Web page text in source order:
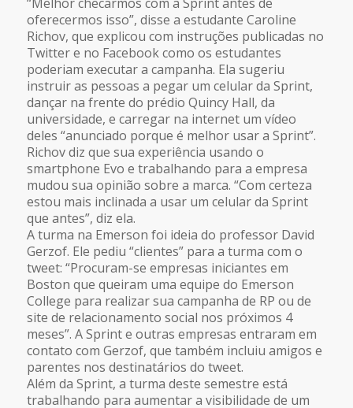
oferecermos isso”, disse a estudante Caroline
Richov, que explicou com instruções publicadas no
Twitter e no Facebook como os estudantes
poderiam executar a campanha. Ela sugeriu
instruir as pessoas a pegar um celular da Sprint,
dançar na frente do prédio Quincy Hall, da
universidade, e carregar na internet um vídeo
deles “anunciado porque é melhor usar a Sprint”.
Richov diz que sua experiência usando o
smartphone Evo e trabalhando para a empresa
mudou sua opinião sobre a marca. “Com certeza
estou mais inclinada a usar um celular da Sprint
que antes”, diz ela.
A turma na Emerson foi ideia do professor David
Gerzof. Ele pediu “clientes” para a turma com o
tweet: “Procuram-se empresas iniciantes em
Boston que queiram uma equipe do Emerson
College para realizar sua campanha de RP ou de
site de relacionamento social nos próximos 4
meses”. A Sprint e outras empresas entraram em
contato com Gerzof, que também incluiu amigos e
parentes nos destinatários do tweet.
Além da Sprint, a turma deste semestre está
trabalhando para aumentar a visibilidade de um